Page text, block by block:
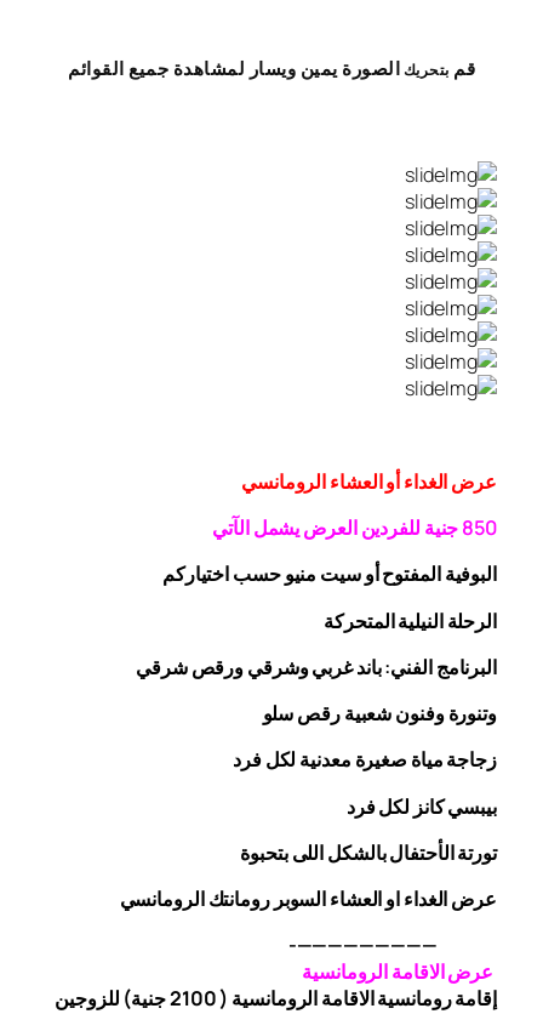
قم بتحريك الصورة يمين ويسار لمشاهدة جميع القوائم
عرض الغداء أو العشاء الرومانسي
850 جنية للفردينالعرض يشمل الآتي
البوفيةالمفتوحأو سيت منيو حسب اختياركم
الرحلةالنيلية المتحركة
البرنامج الفني: باند غربي وشرقيورقصشرقي
وتنورة وفنون شعبيةرقصسلو
زجاجةمياة صغيرة معدنية لكل فرد
بيبسي كانز لكل فرد
تورتة الأحتفال بالشكل اللى بتحبوة
عرض الغداء او العشاء السوبر رومانتك الرومانسي
—————————-
عرض الاقامة الرومانسية
إقامة رومانسية الاقامة الرومانسية ( 2100 جنية) للزوجين